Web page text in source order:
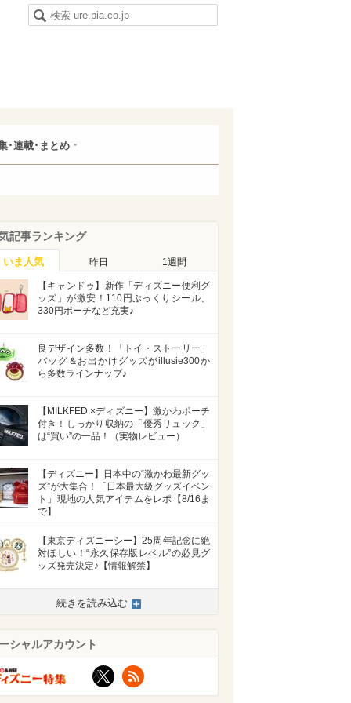
･連載･まとめ
記事ランキング
いま人気 昨日 1週間
【キャンドゥ】新作「ディズニー便利グ
ッズ」が激安！110円ぷっくりシール、
330円ポーチなど充実♪
良デザイン多数！「トイ・ストーリー」
バッグ＆お出かけグッズがillusie300か
ら多数ラインナップ♪
【MILKFED.×ディズニー】激かわポーチ
付き！しっかり収納の「優秀リュック」
は“買い”の一品！（実物レビュー）
【ディズニー】日本中の“激かわ最新グッ
ズ”が大集合！「日本最大級グッズイベン
ト」現地の人気アイテムをレポ【8/16ま
で】
【東京ディズニーシー】25周年記念に絶
対ほしい！“永久保存版レベル”の必見グ
ッズ発売決定♪【情報解禁】
続きを読み込む
シャルアカウント
X